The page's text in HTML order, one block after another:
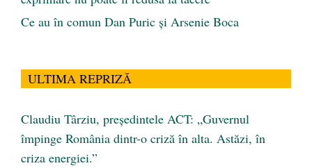
Ce au în comun Dan Puric şi Arsenie Boca
ULTIMA REPRIZĂ
Claudiu Târziu, președintele ACT: „Guvernul
împinge România dintr-o criză în alta. Astăzi, în
criza energiei.”